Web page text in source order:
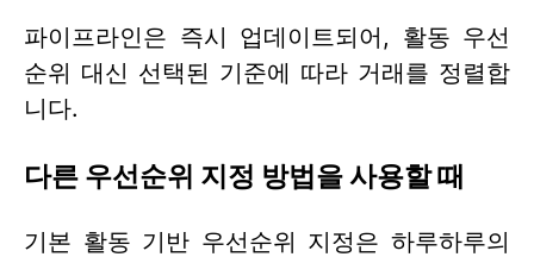
파이프라인은 즉시 업데이트되어, 활동 우선
순위 대신 선택된 기준에 따라 거래를 정렬합
니다.
다른 우선순위 지정 방법을 사용할 때
기본 활동 기반 우선순위 지정은 하루하루의